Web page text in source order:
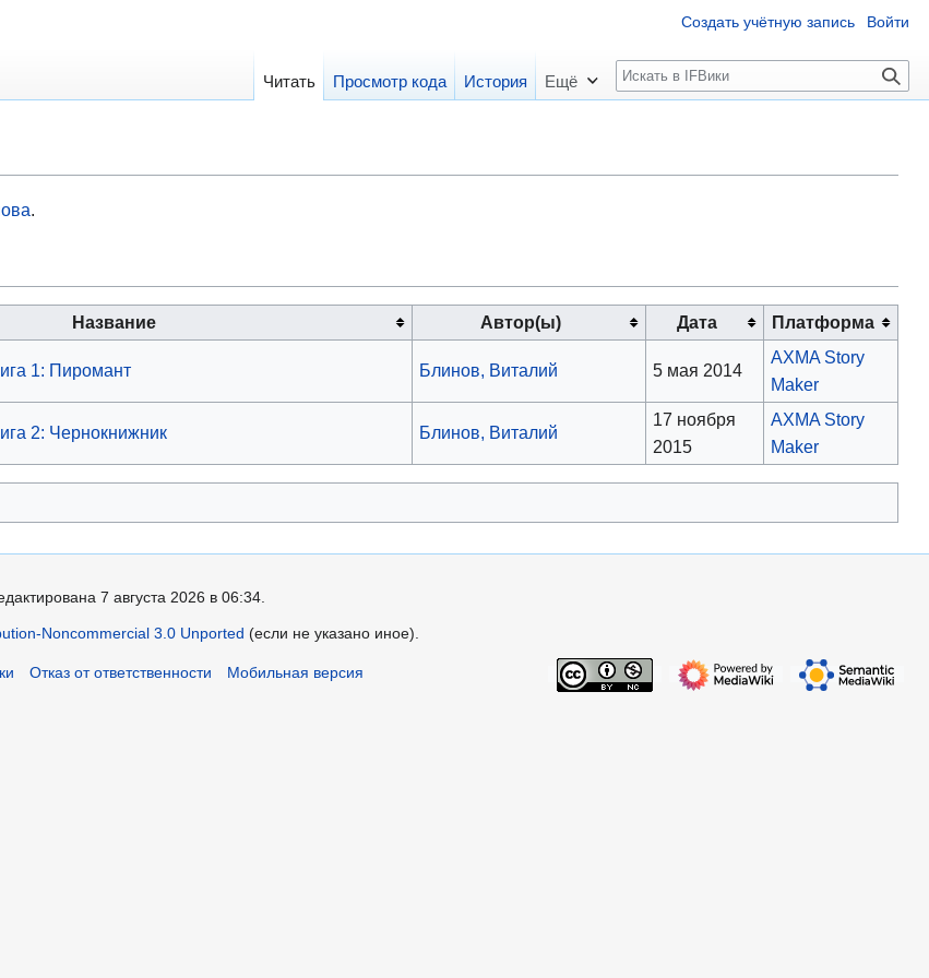
.
Название Автор(ы) Дата Платформа
1: Пиромант Блинов, Виталий 5 мая 2014
AXMA Story
Maker
2: Чернокнижник Блинов, Виталий
17 ноября
2015
AXMA Story
Maker
Создать учётную запись Войти
Читать Просмотр кода История Ещё
П
о
к
7 августа 2026 в 06:34.
Noncommercial 3.0 Unported (если не указано иное).
Отказ от ответственности Мобильная версия